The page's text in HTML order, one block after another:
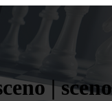
| sceno